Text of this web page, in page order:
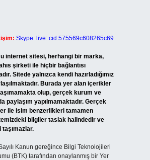
Skype: live:.cid.575569c608265c69
internet sitesi, herhangi bir marka,
şirketi ile hiçbir bağlantısı
Sitede yalnızca kendi hazırladığımız
Burada yer alan içerikler
olup, gerçek kurum ve
paylaşım yapılmamaktadır. Gerçek
ile isim benzerlikleri tamamen
bilgiler taslak halindedir ve
Kanun gereğince Bilgi Teknolojileri
(BTK) tarafından onaylanmış bir Yer